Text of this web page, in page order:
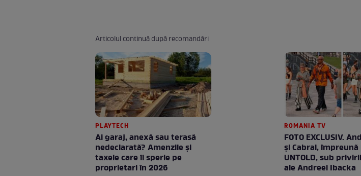
Articolul continuă după recomandări
PLAYTECH
Ai garaj, anexă sau terasă
nedeclarată? Amenzile și
taxele care îi sperie pe
proprietari în 2026
ROMANIA TV
FOTO EXCLUSIV.
şi Cabral, împreună
UNTOLD, sub
ale Andreei Ibacka